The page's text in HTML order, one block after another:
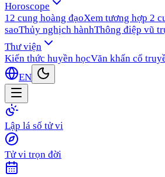
Horoscope
12 cung hoàng đạoXem tương hợp 2
saoThủy nghịch hànhThông điệp vũ
Thư viện
Kiến thức huyền họcVăn khấn cổ
EN
Lập lá số tử vi
Tử vi trọn đời